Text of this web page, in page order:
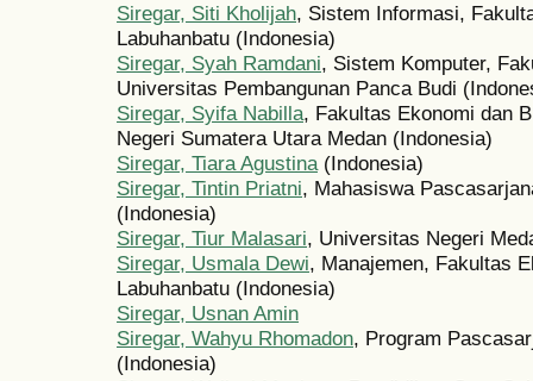
Siregar, Siti Kholijah, Sistem Informasi,
Labuhanbatu (Indonesia)
Siregar, Syah Ramdani, Sistem Komputer,
Universitas Pembangunan Panca Budi
Siregar, Syifa Nabilla, Fakultas Ekonomi dan
Negeri Sumatera Utara Medan (Indonesia)
Siregar, Tiara Agustina(Indonesia)
Siregar, Tintin Priatni, Mahasiswa
(Indonesia)
Siregar, Tiur Malasari, Universitas Negeri
Siregar, Usmala Dewi, Manajemen, Fakultas
Labuhanbatu (Indonesia)
Siregar, Usnan Amin
Siregar, Wahyu Rhomadon, Program
(Indonesia)